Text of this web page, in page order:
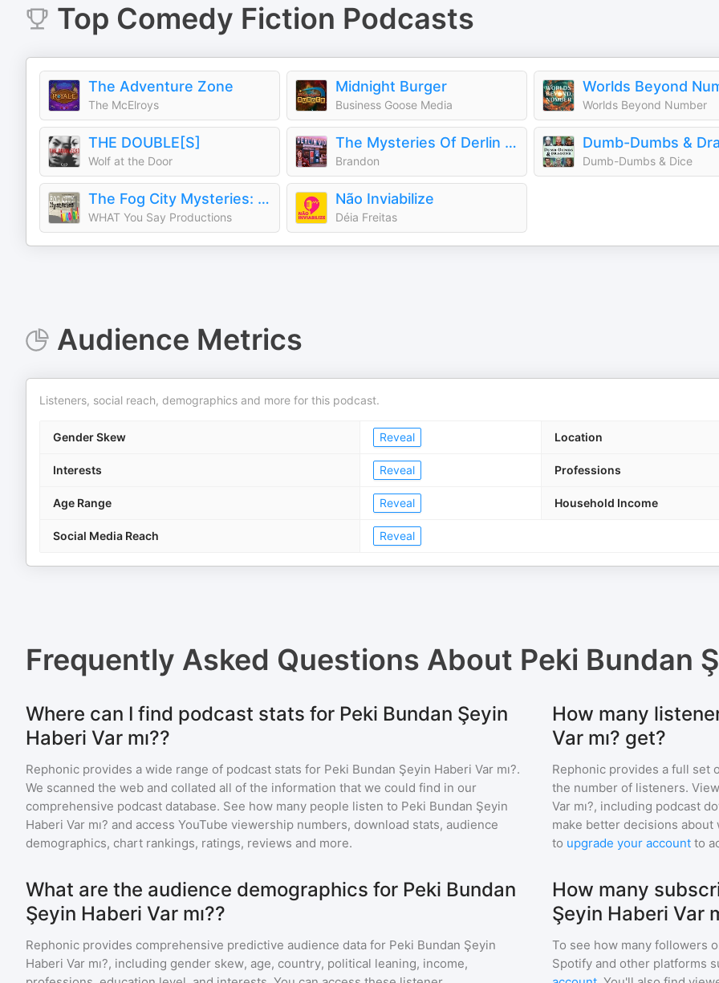
Top Comedy Fiction Podcasts
The Adventure Zone
The McElroys
Midnight Burger
Business Goose Media
Worlds Beyond
Worlds Beyond Number
THE DOUBLE[S]
Wolf at the Door
The Mysteries Of Derlin County
Brandon Dumb-Dumbs & Dice
The Fog City Mysteries: IN COLOR!
WHAT You Say Productions
Não Inviabilize
Déia Freitas
Audience Metrics
Listeners, social reach, demographics and more for this podcast.
Gender Skew Reveal Location
Interests Reveal Professions
Age Range Reveal Household Income
Social Media Reach Reveal
Frequently Asked Questions About Peki Bundan
Where can I find podcast stats for Peki Bundan Şeyin
Haberi Var mı??
Rephonic provides a wide range of podcast stats for Peki Bundan Şeyin Haberi Var mı?.
We scanned the web and collated all of the information that we could find in our
comprehensive podcast database. See how many people listen to Peki Bundan Şeyin
Haberi Var mı? and access YouTube viewership numbers, download stats, audience
demographics, chart rankings, ratings, reviews and more.
How many
Var mı? get?
Rephonic provides a full set
the number of listeners.
Var mı?, including podcast
make better decisions
to upgrade your account to
What are the audience demographics for Peki Bundan
Şeyin Haberi Var mı??
Rephonic provides comprehensive predictive audience data for Peki Bundan Şeyin
Haberi Var mı?, including gender skew, age, country, political leaning, income,
How many
Şeyin Haberi Var
To see how many followers
Spotify and other platforms